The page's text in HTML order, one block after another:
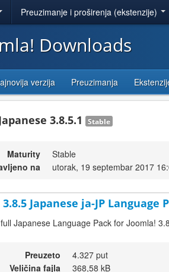
Preuzimanje i proširenja (ekstenzije)
Downloads
verzija Preuzimanja
3.8.5.1 Stable
Maturity
Stable
na
utorak, 19 septembar 2017
Japanese ja-JP Language
Japanese Language Pack for Joomla!
Preuzeto
4.327 put
Veličina fajla
368,58 kB